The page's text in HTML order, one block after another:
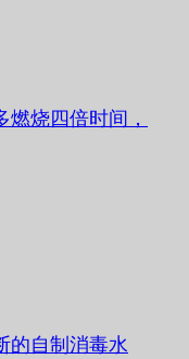
烧四倍时间，
的自制消毒水